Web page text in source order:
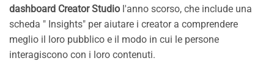
dashboard Creator Studio l'anno scorso, che include una
scheda " Insights" per aiutare i creator a comprendere
meglio il loro pubblico e il modo in cui le persone
interagiscono con i loro contenuti.